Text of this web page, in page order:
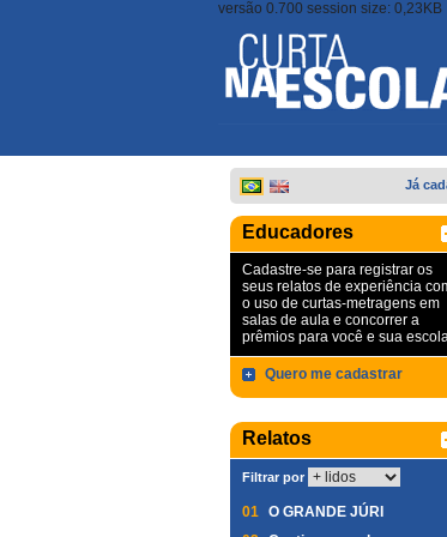
versão 0.700 session size: 0,23KB
Já
Educadores
Cadastre-se para registrar os
seus relatos de experiência
o uso de curtas-metragens em
salas de aula e concorrer a
prêmios para você e sua
Quero me cadastrar
Relatos
Filtrar por
01 O GRANDE JÚRI